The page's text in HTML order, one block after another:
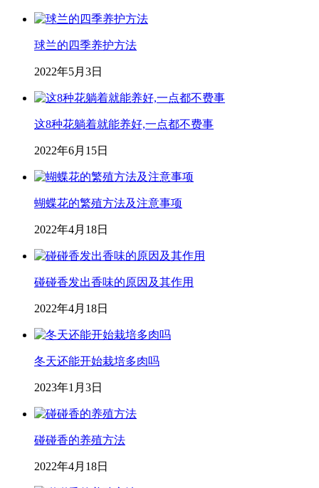
球兰的四季养护方法
2022年5月3日
这8种花躺着就能养好,一点都不费事
2022年6月15日
蝴蝶花的繁殖方法及注意事项
2022年4月18日
碰碰香发出香味的原因及其作用
2022年4月18日
冬天还能开始栽培多肉吗
2023年1月3日
碰碰香的养殖方法
2022年4月18日